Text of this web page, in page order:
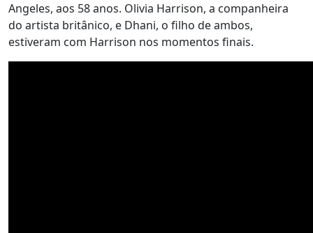
Angeles, aos 58 anos. Olivia Harrison, a companheira
do artista britânico, e Dhani, o filho de ambos,
estiveram com Harrison nos momentos finais.